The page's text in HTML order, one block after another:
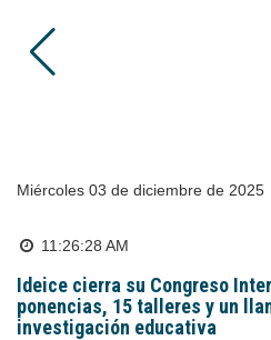
miércoles 03 de diciembre de 2025
11:26:28 AM
Ideice cierra su Congreso
ponencias, 15 talleres y un
investigación educativa